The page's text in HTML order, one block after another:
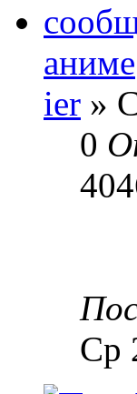
аниме
ier »
0
Ср